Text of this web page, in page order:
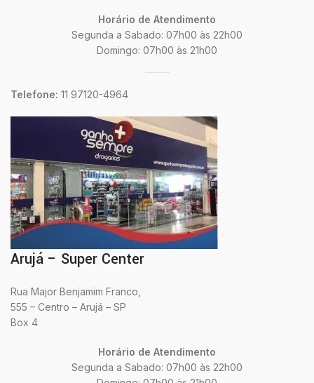
Horário de Atendimento
Segunda a Sabado: 07h00 às 22h00
Domingo: 07h00 às 21h00
Telefone: 11 97120-4964
Arujá – Super Center
Rua Major Benjamim Franco,
555 – Centro – Arujá – SP
Box 4
Horário de Atendimento
Segunda a Sabado: 07h00 às 22h00